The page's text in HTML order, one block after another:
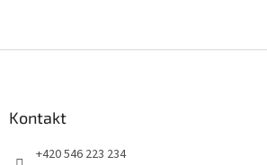
Kontakt
+420 546 223 234